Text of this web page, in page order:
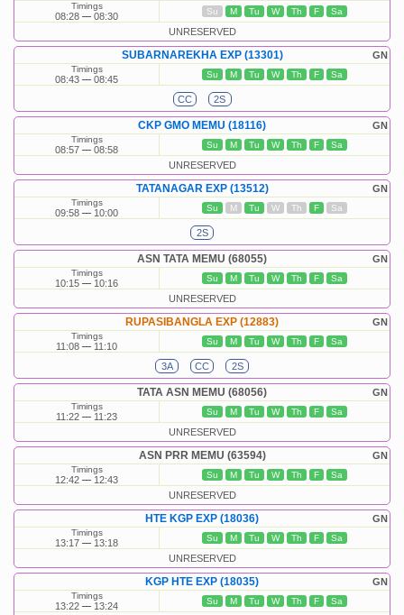
Timings
08:28 08:30 Su M Tu W Th F Sa
UNRESERVED
GN
SUBARNAREKHA EXP (13301)
Timings
08:43 08:45 Su M Tu W Th F Sa
CC 2S
GN
CKP GMO MEMU (18116)
Timings
08:57 08:58 Su M Tu W Th F Sa
UNRESERVED
GN
TATANAGAR EXP (13512)
Timings
09:58 10:00 Su M Tu W Th F Sa
2S
GN
ASN TATA MEMU (68055)
Timings
10:15 10:16 Su M Tu W Th F Sa
UNRESERVED
GN
RUPASIBANGLA EXP (12883)
Timings
11:08 11:10 Su M Tu W Th F Sa
3A CC 2S
GN
TATA ASN MEMU (68056)
Timings
11:22 11:23 Su M Tu W Th F Sa
UNRESERVED
GN
ASN PRR MEMU (63594)
Timings
12:42 12:43 Su M Tu W Th F Sa
UNRESERVED
GN
HTE KGP EXP (18036)
Timings
13:17 13:18 Su M Tu W Th F Sa
UNRESERVED
GN
KGP HTE EXP (18035)
Timings
13:22 13:24 Su M Tu W Th F Sa